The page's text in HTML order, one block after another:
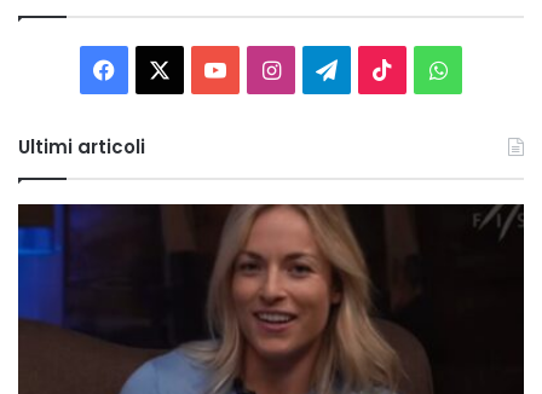
Facebook You InstagramTelegram
TikTok
Ultimi articoli